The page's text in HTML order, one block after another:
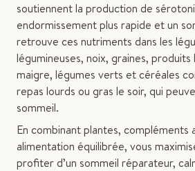
soutiennent la production de
endormissement plus rapide et un
retrouve ces nutriments dans les
légumineuses, noix, graines, produits
maigre, légumes verts et céréales
repas lourds ou gras le soir, qui
sommeil.
En combinant plantes, compléments
alimentation équilibrée, vous
profiter d’un sommeil réparateur,